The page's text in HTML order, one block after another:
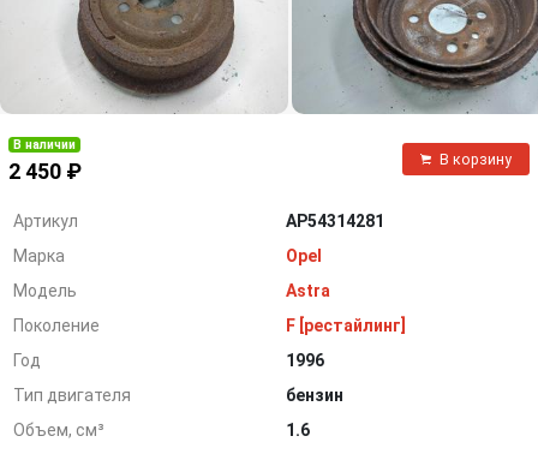
В наличии
2 450 ₽
В корзину
Артикул
AP54314281
Марка
Opel
Модель
Astra
Поколение
F [рестайлинг]
Год
1996
Тип двигателя
бензин
Объем, см³
1.6